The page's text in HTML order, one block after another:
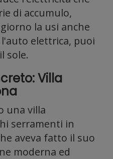
di accumulo,
la usi anche
l'auto elettrica, puoi
sole.
Villa
una villa
serramenti in
aveva fatto il suo
moderna ed